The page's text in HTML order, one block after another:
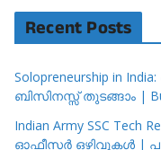
Recent Posts
Solopreneurship in
ബിസിനസ്സ് തുടങ്ങാം |
Indian Army SSC Tech
ഓഫീസർ ഒഴിവുകൾ |